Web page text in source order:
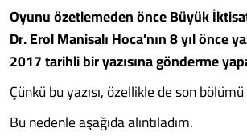
Oyunu özetlemeden önce Büyük
Dr. Erol Manisalı Hoca’nın 8 yıl önce
2017 tarihli bir yazısına gönderme
Çünkü bu yazısı, özellikle de son
Bu nedenle aşağıda alıntıladım.